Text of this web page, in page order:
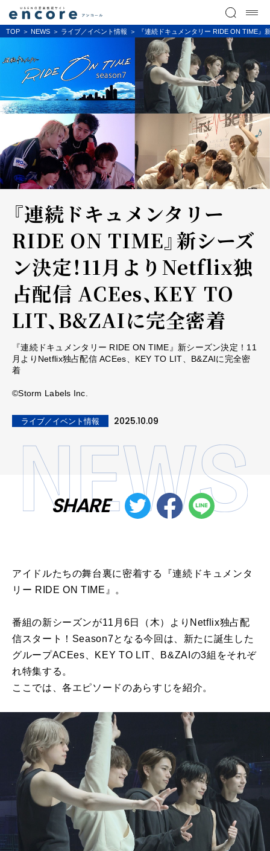
TOP NEWS ライブ／イベント情報 『連続ドキュメンタリー RIDE ON TIME
『連続ドキュメンタリー
RIDE ON TIME』新シーズ
ン決定！11月よりNetflix独
占配信 ACEes、KEY TO
LIT、B&ZAIに完全密着
『連続ドキュメンタリー RIDE ON TIME』新シーズン決定！11
月よりNetflix独占配信 ACEes、KEY TO LIT、B&ZAIに完全密
着
©Storm Labels Inc.
ライブ／イベント情報 2025.10.09
SHARE
アイドルたちの舞台裏に密着する『連続ドキュメンタ
リー RIDE ON TIME』。
番組の新シーズンが11月6日（木）よりNetflix独占配
信スタート！Season7となる今回は、新たに誕生した
グループACEes、KEY TO LIT、B&ZAIの3組をそれぞ
れ特集する。
ここでは、各エピソードのあらすじを紹介。